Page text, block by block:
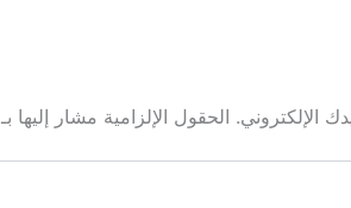
الإلكتروني. الحقول الإلزامية مشار إليها بـ